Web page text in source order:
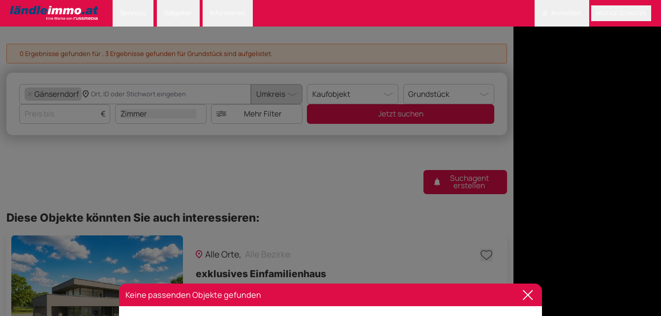
0 Ergebnisse gefunden für . 3 Ergebnisse gefunden für Grundstück sind aufgelistet.
Gänserndorf
€
Zimmer Mehr Filter Jetzt suchen
Suchagent
erstellen
Diese Objekte könnten Sie auch interessieren:
Alle Orte, Alle Bezirke
exklusives Einfamilienhaus
180 m²
Keine passenden Objekte gefunden